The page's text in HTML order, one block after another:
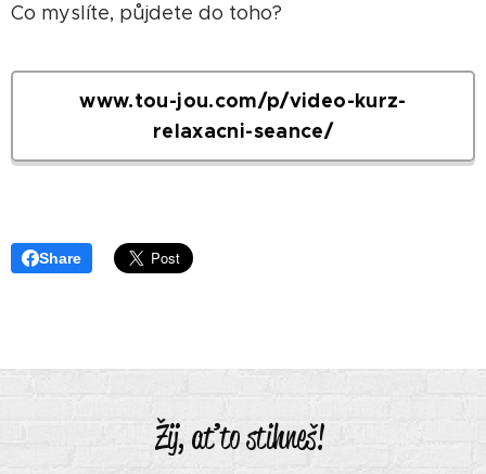
Co myslíte, půjdete do toho?
www.tou-jou.com/p/video-kurz-
relaxacni-seance/
Share
Žij, ať to stihneš!